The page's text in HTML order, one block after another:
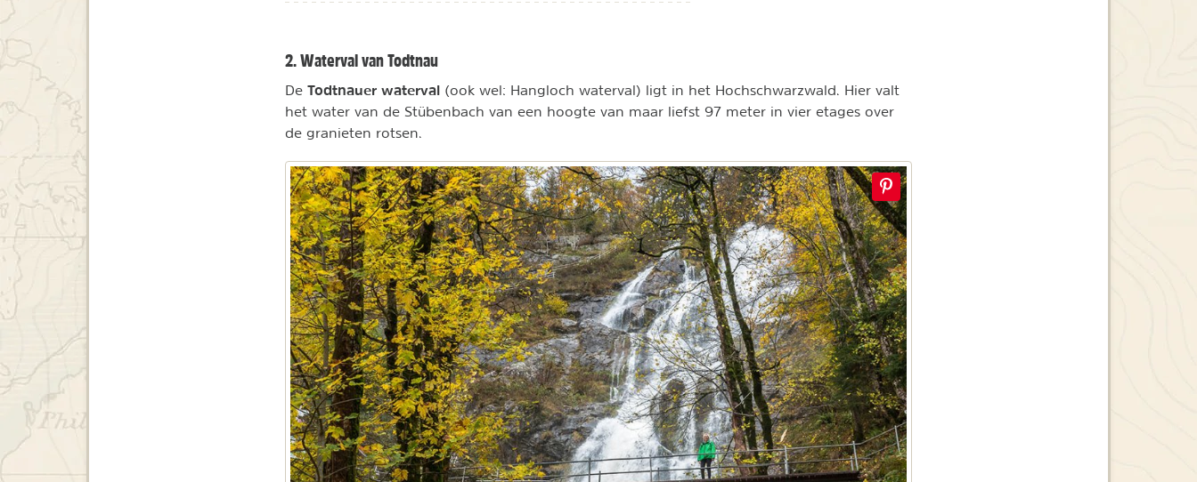
2. Waterval van Todtnau
De Todtnauer waterval (ook wel: Hangloch waterval) ligt in het Hochschwarzwald. Hier valt
het water van de Stübenbach van een hoogte van maar liefst 97 meter in vier etages over
de granieten rotsen.